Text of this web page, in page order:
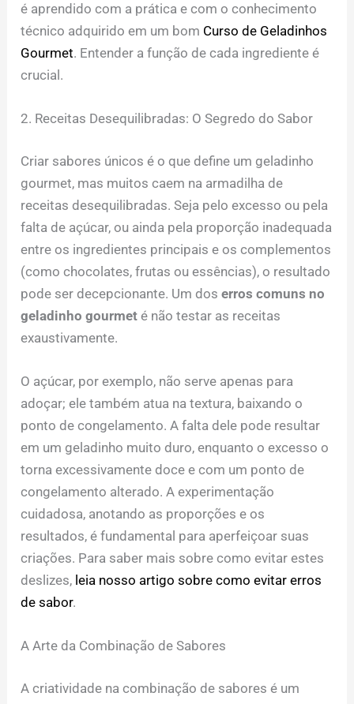
é aprendido com a prática e com o conhecimento
técnico adquirido em um bom Curso de Geladinhos
Gourmet. Entender a função de cada ingrediente é
crucial.
2. Receitas Desequilibradas: O Segredo do Sabor
Criar sabores únicos é o que define um geladinho
gourmet, mas muitos caem na armadilha de
receitas desequilibradas. Seja pelo excesso ou pela
falta de açúcar, ou ainda pela proporção inadequada
entre os ingredientes principais e os complementos
(como chocolates, frutas ou essências), o resultado
pode ser decepcionante. Um doserros comuns no
geladinho gourmet é não testar as receitas
exaustivamente.
O açúcar, por exemplo, não serve apenas para
adoçar; ele também atua na textura, baixando o
ponto de congelamento. A falta dele pode resultar
em um geladinho muito duro, enquanto o excesso o
torna excessivamente doce e com um ponto de
congelamento alterado. A experimentação
cuidadosa, anotando as proporções e os
resultados, é fundamental para aperfeiçoar suas
criações. Para saber mais sobre como evitar estes
deslizes, leia nosso artigo sobre como evitar erros
de sabor.
A Arte da Combinação de Sabores
A criatividade na combinação de sabores é um